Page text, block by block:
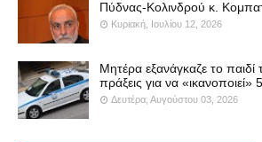
Πύδνας-Κολινδρού κ.
Κυριακή, Ιουλίου 12, 2026
Μητέρα εξανάγκαζε το παιδί
πράξεις για να «ικανοποιεί»
Δευτέρα, Αυγούστου 03, 2026